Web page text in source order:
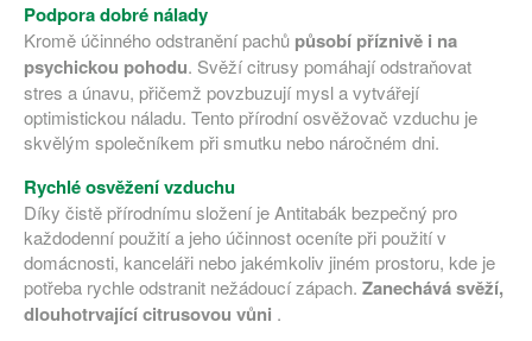
Podpora dobré nálady
Kromě účinného odstranění pachů působí příznivě i na
psychickou pohodu. Svěží citrusy pomáhají odstraňovat
stres a únavu, přičemž povzbuzují mysl a vytvářejí
optimistickou náladu. Tento přírodní osvěžovač vzduchu je
skvělým společníkem při smutku nebo náročném dni.
Rychlé osvěžení vzduchu
Díky čistě přírodnímu složení je Antitabák bezpečný pro
každodenní použití a jeho účinnost oceníte při použití v
domácnosti, kanceláři nebo jakémkoliv jiném prostoru, kde je
potřeba rychle odstranit nežádoucí zápach. Zanechává svěží,
dlouhotrvající citrusovou vůni .